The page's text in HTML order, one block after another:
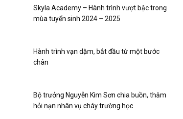
Skyla Academy – Hành trình vượt bậc trong
mùa tuyển sinh 2024 – 2025
Hành trình vạn dặm, bắt đầu từ một bước
chân
Bộ trưởng Nguyễn Kim Sơn chia buồn, thăm
hỏi nạn nhân vụ cháy trường học